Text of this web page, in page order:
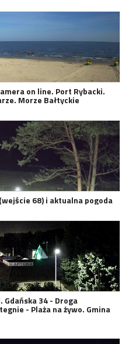
on line. Port Rybacki.
Morze Bałtyckie
68) i aktualna pogoda
Gdańska 34 - Droga
- Plaża na żywo. Gmina